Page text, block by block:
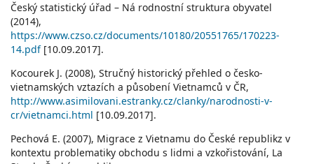
Český statistický úřad – Ná rodnostní struktura obyvatel
(2014),
https://www.czso.cz/documents/10180/20551765/170223-
14.pdf[10.09.2017].
Kocourek J. (2008), Stručný historický přehled o česko-
vietnamských vztazích a působení Vietnamců v ČR,
http://www.asimilovani.estranky.cz/clanky/narodnosti-v-
cr/vietnamci.html [10.09.2017].
Pechová E. (2007), Migrace z Vietnamu do České republikz v
kontextu problematiky obchodu s lidmi a vzkořistování, La